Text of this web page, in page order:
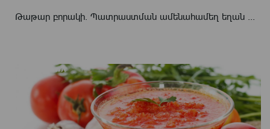
Թաթար բորակի. Պատրաստման ամենահամեղ եղան ...